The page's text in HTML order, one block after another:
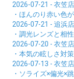
2026-07-21 - 衣笠店
・ほんのり赤い色
2026-07-21 - 追浜店
・調光レンズと相
2026-07-20 - 衣笠店
・本気の眩しさ対
2026-07-13 - 衣笠店
・ソライズ×偏光×